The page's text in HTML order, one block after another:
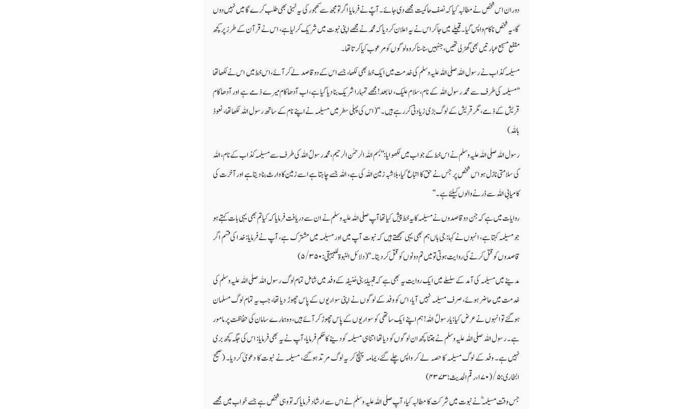
دوران اس شخص نے مطالبہ کیا کہ نصف حاکمیت مجھے دی جائے۔ آپؐ نے فرمایا اگر تو مجھ سے کھجور کی یہ ٹہنی بھی طلب کرے گا میں نہیں دوں
گا، یہ شخص ناکام واپس گیا۔ قبیلے میں جاکر اس نے یہ اعلان کردیا کہ محمد نے مجھے اپنی نبوت میں شریک کرلیا ہے، اس نے قرآن کے طرز پر کچھ
مقفع مسجع عبارتیں بھی گھڑ لی تھیں، جنہیں سنا سنا کر وہ لوگوں کو مرعوب کیا کرتا تھا۔
مسیلمہ کذاب نے رسول اللہ صلی اللہ علیہ وسلم کی خدمت میں ایک خط بھی لکھا، جسے اس کے دو قاصد لے کر آئے، اس خط میں اس نے لکھا تھا
’’مسیلمہ کی طرف سے محمد رسول اللہ کے نام، سلام علیک، اما بعد! مجھے تمہارا شریک بنا دیا گیا ہے، اب آدھا کام میرے ذمے ہے اور آدھا کام
قریش کے ذمے، مگر قریش کے لوگ بڑی زیادتی کررہے ہیں۔ ‘‘ (اس کی پہلی سطر میں مسیلمہ نے اپنے نام کے ساتھ رسول اللہ لکھا تھا، نعوذ
باللہ)
رسول اللہ صلی اللہ علیہ وسلم نے اس خط کے جواب میں لکھوایا: ’’بسم اللہ الرحمٰن الرحیم، محمد رسولؐ اللہ کی طرف سے مسیلمہ کذاب کے نام، اللہ
کی سلامتی نازل ہو اس شخص پر جس نے حق کا اتباع کیا، بلاشبہ زمین اللہ کی ہے، اللہ جسے چاہتا ہے اسے زمین کا وارث بنا دیتا ہے اور آخرت کی
کامیابی اللہ سے ڈرنے والوں کیلئے ہے۔ ‘‘
روایات میں ہے کہ جن دو قاصدوں نے مسیلمہ کا یہ خط پیش کیا تھا آپ صلی اللہ علیہ وسلم نے ان سے دریافت فرمایا کہ کیا تم بھی یہی بات کہتے ہو
جو مسیلمہ کہتا ہے، انہوں نے کہا: جی ہاں ہم بھی یہی سمجھتے ہیں کہ نبوت آپ میں اور مسیلمہ میں مشترک ہے، آپ نے فرمایا: خدا کی قسم اگر
قاصدوں کو قتل کرنے کی روایت ہوتی تو میں تم دونوں کو قتل کردیتا۔ ‘‘ (دلائل النبوۃ للبیہقی:۵/۳۵۰)
مدینے میں مسیلمہ کی آمد کے سلسلے میں ایک روایت یہ بھی ہے کہ قبیلۂ بنی حُنیفہ کے وفد میں شامل تمام لوگ رسول اللہ صلی اللہ علیہ وسلم کی
خدمت میں حاضر ہوئے، صرف مسیلمہ نہیں آیا، اس کو وفد کے لوگوں نے اپنی سواریوں کے پاس چھوڑ دیا تھا، جب یہ تمام لوگ مسلمان
ہوگئے تو انہوں نے عرض کیا: یارسولؐ اللہ! ہم اپنے ایک ساتھی کو سواریوں کے پاس چھوڑ کر آئے ہیں، وہ ہمارے سامان کی حفاظت پر مامور
ہے۔ رسول اللہ صلی اللہ علیہ وسلم نے جتنا کچھ ان لوگوں کو دیا تھا اتنا ہی مسیلمہ کو دینے کا حکم فرمایا، آپ نے یہ بھی فرمایا: اس کی جگہ کچھ بری
نہیں ہے۔ وفد کے لوگ مسیلمہ کا حصہ لے کر واپس چلے گئے، یمامہ پہنچ کر یہ لوگ مرتد ہوگئے، مسیلمہ نے نبوت کا دعویٰ کردیا۔ (صحیح
البخاری:۵/(۱۷۰ ، رقم الحدیث:۴۳۷۳)
جس وقت مسیلمہؓ نے نبوت میں شرکت کا مطالبہ کیا، آپ صلی اللہ علیہ وسلم نے اس سے ارشاد فرمایا کہ تو وہی شخص ہے جسے خواب میں مجھے